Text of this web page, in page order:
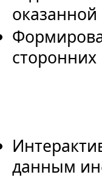
данным